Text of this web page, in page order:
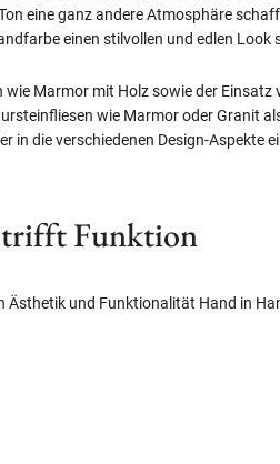
eine ganz andere Atmosphäre
einen stilvollen und edlen Look
Marmor mit Holz sowie der
wie Marmor oder Granit
in die verschiedenen Design-Aspekte
trifft Funktion
Ästhetik und Funktionalität Hand in